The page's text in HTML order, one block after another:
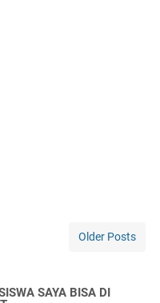
Older Posts
SAYA BISA DI